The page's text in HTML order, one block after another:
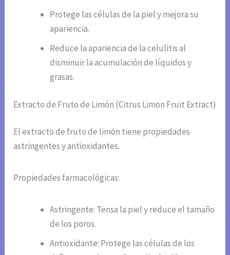
Protege las células de la piel y mejora su
apariencia.
Reduce la apariencia de la celulitis al
disminuir la acumulación de líquidos y
grasas.
Extracto de Fruto de Limón (Citrus Limon Fruit Extract)
El extracto de fruto de limón tiene propiedades
astringentes y antioxidantes.
Propiedades farmacológicas:
Astringente: Tensa la piel y reduce el tamaño
de los poros.
Antioxidante: Protege las células de los